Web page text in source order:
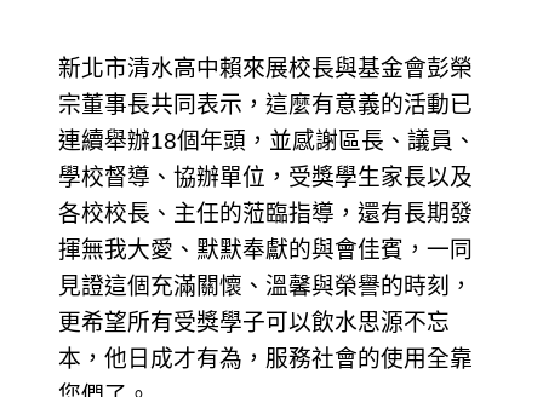
新北市清水高中賴來展校長與基金會彭榮
宗董事長共同表示，這麼有意義的活動已
連續舉辦18個年頭，並感謝區長、議員、
學校督導、協辦單位，受獎學生家長以及
各校校長、主任的蒞臨指導，還有長期發
揮無我大愛、默默奉獻的與會佳賓，一同
見證這個充滿關懷、溫馨與榮譽的時刻，
更希望所有受獎學子可以飲水思源不忘
本，他日成才有為，服務社會的使用全靠